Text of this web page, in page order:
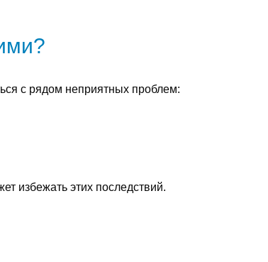
с рядом неприятных проблем:
избежать этих последствий.